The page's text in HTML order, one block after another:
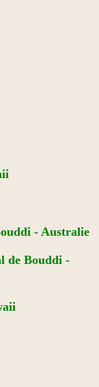
- Australie